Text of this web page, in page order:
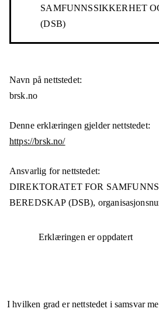
SAMFUNNSSIKKERHET
(DSB)
Navn på nettstedet:
brsk.no
Denne erklæringen gjelder nettstedet:
https://brsk.no/
Ansvarlig for nettstedet:
DIREKTORATET FOR
BEREDSKAP (DSB),
Erklæringen er oppdatert
I hvilken grad er nettstedet i samsvar